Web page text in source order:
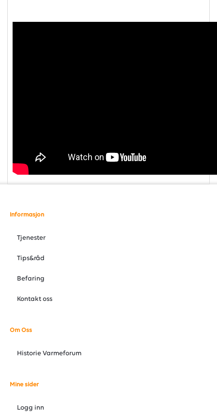
Informasjon
Tjenester
Tips&råd
Befaring
Kontakt oss
Om Oss
Historie Varmeforum
Mine sider
Logg inn